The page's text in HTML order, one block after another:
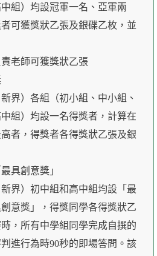
組）均設冠軍一名、亞軍兩
可獲獎狀乙張及銀碟乙枚，並
老師可獲獎狀乙張
界）各組（初小組、中小組、
組）均設一名得獎者，計算在
者，得獎者各得獎狀乙張及銀
具創意獎」
界）初中組和高中組均設「最
意獎」，得獎同學各得獎狀乙
，所有中學組同學完成自撰的
進行為時90秒的即場答問。該